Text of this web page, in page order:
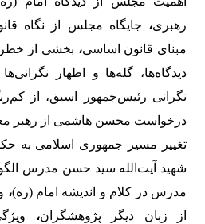
رهبری، جایگاه مجلس از نگاه
مبنای قانون اساسی، بخشی از
دیدگاه‌ها، گله‌ها و اظهار
نگرانی رئیس‌جمهور اسبق، از
درخواست محسن هاشمی از رهبر
تغییر مسیر جمهوری اسلامی به
شهید آیت‌الله سید حسن مدرس
مدرس در کلام و اندیشه امام (ره)،
از زبان دیگر پژوهشگران،